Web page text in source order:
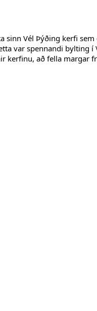
sinn Vél Þýðing kerfi
var spennandi bylting í
kerfinu, að fella margar